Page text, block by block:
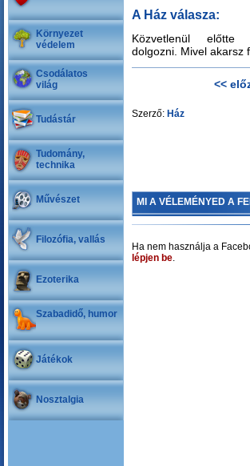
Környezet
védelem
Csodálatos
világ
Tudástár
Tudomány,
technika
Művészet
Filozófia, vallás
Ezoterika
Szabadidő, humor
Játékok
Nosztalgia
A Ház válasza:
Közvetlenül
dolgozni. Mivel akarsz
<<
Szerző: Ház
MI A VÉLEMÉNYED A
Ha nem használja a
lépjen be.